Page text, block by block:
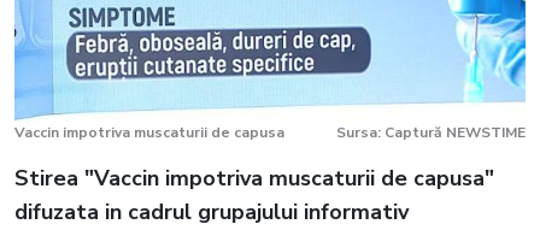
Vaccin impotriva muscaturii de capusa Sursa: Captură NEWSTIME
Stirea "Vaccin impotriva muscaturii de capusa"
difuzata in cadrul grupajului informativ